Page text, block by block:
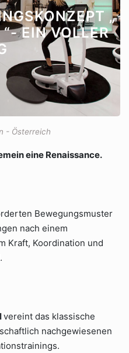
„
EIN VOLLER
- Österreich
eine Renaissance.
Bewegungsmuster
nach einem
Kraft, Koordination und
vereint das klassische
nachgewiesenen